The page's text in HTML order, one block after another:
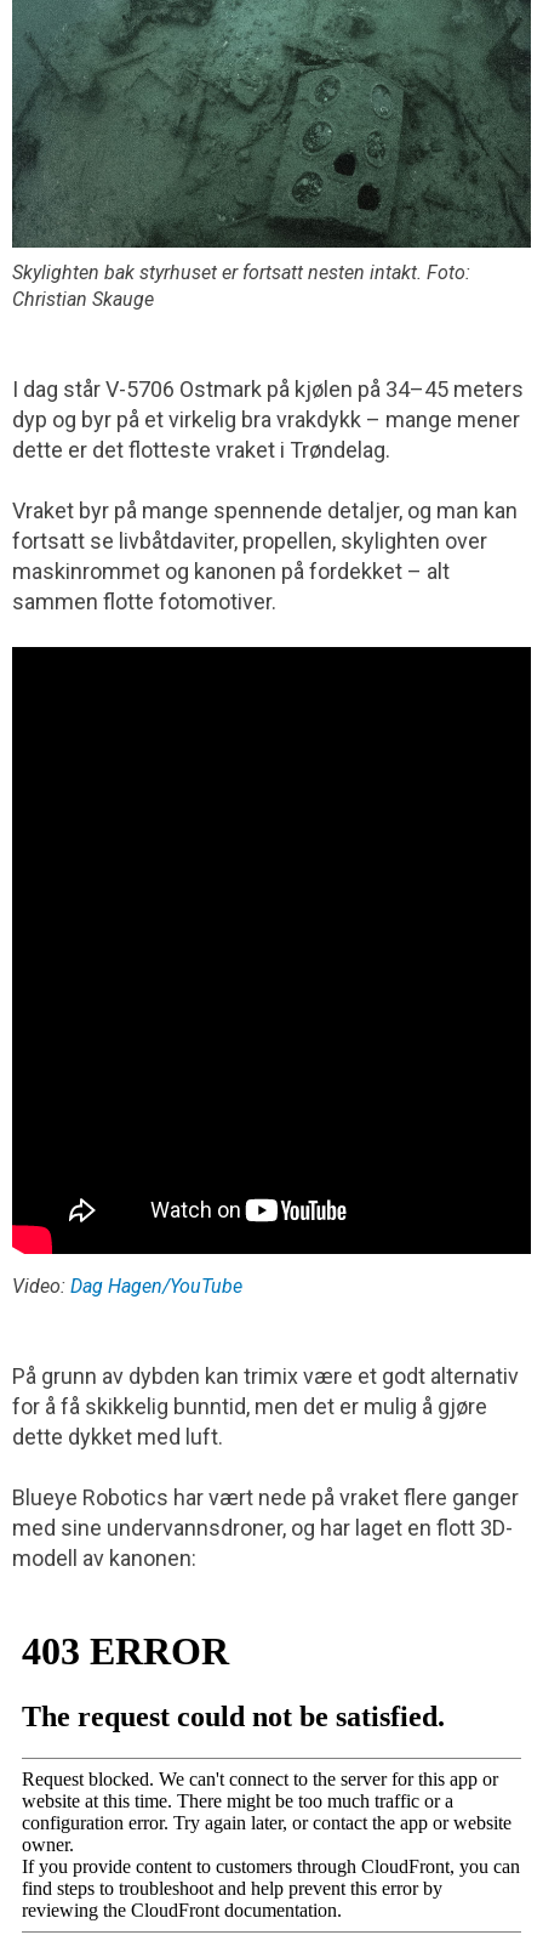
Skylighten bak styrhuset er fortsatt nesten intakt. Foto:
Christian Skauge
I dag står V-5706 Ostmark på kjølen på 34–45 meters
dyp og byr på et virkelig bra vrakdykk – mange mener
dette er det flotteste vraket i Trøndelag.
Vraket byr på mange spennende detaljer, og man kan
fortsatt se livbåtdaviter, propellen, skylighten over
maskinrommet og kanonen på fordekket – alt
sammen flotte fotomotiver.
Video: Dag Hagen/YouTube
På grunn av dybden kan trimix være et godt alternativ
for å få skikkelig bunntid, men det er mulig å gjøre
dette dykket med luft.
Blueye Robotics har vært nede på vraket flere ganger
med sine undervanns­droner, og har laget en flott 3D-
modell av kanonen: